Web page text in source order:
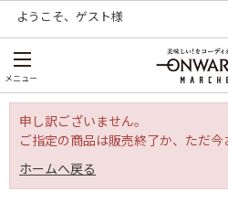
ようこそ、 ゲスト様
メニュー
申し訳ございません。
ご指定の商品は販売終了か、ただ今
ホームへ戻る